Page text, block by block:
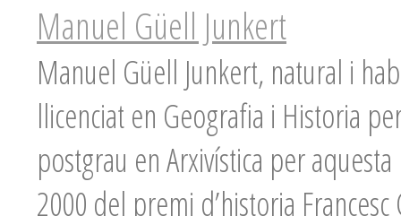
Manuel Güell Junkert
Manuel Güell Junkert, natural i
llicenciat en Geografia i Historia
postgrau en Arxivística per
2000 del premi d’historia